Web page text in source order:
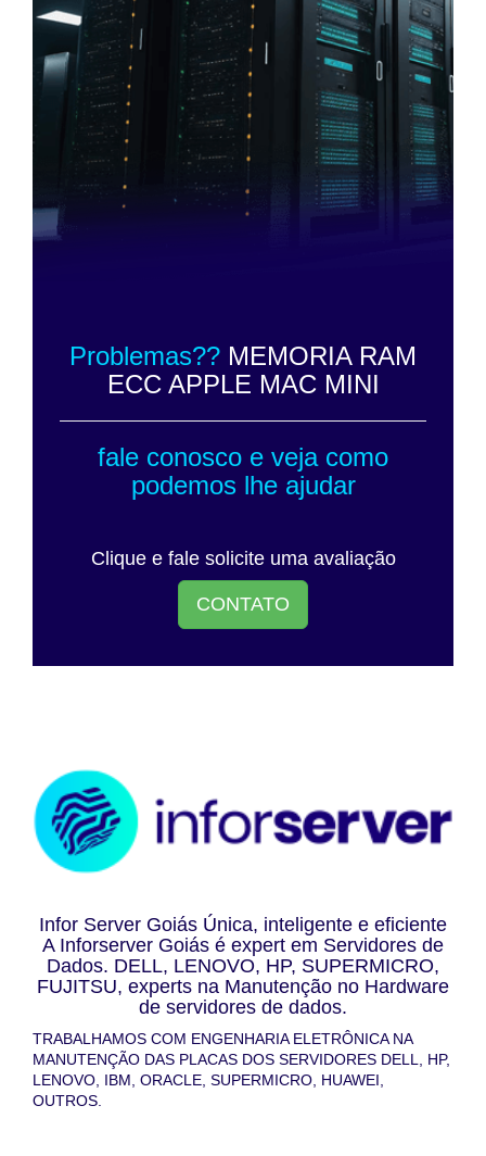
Problemas?? MEMORIA RAM
ECC APPLE MAC MINI
fale conosco e veja como
podemos lhe ajudar
Clique e fale solicite uma avaliação
CONTATO
Infor Server Goiás Única, inteligente e eficiente
A Inforserver Goiás é expert em Servidores de
Dados. DELL, LENOVO, HP, SUPERMICRO,
FUJITSU, experts na Manutenção no Hardware
de servidores de dados.
TRABALHAMOS COM ENGENHARIA ELETRÔNICA NA
MANUTENÇÃO DAS PLACAS DOS SERVIDORES DELL, HP,
LENOVO, IBM, ORACLE, SUPERMICRO, HUAWEI,
OUTROS.